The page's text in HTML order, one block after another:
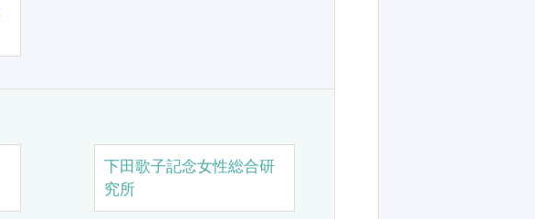
下田歌子記念女性総合研
究所